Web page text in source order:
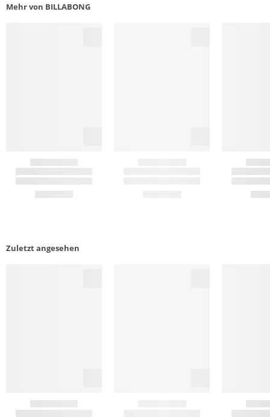
Mehr von BILLABONG
Zuletzt angesehen